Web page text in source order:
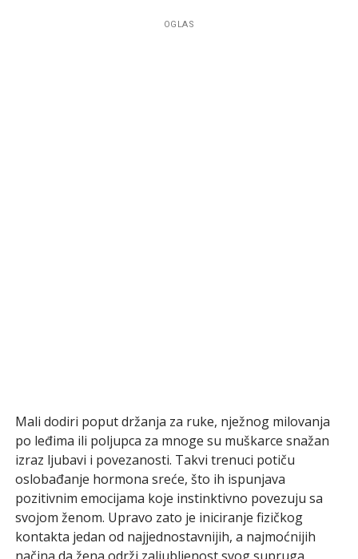
OGLAS
Mali dodiri poput držanja za ruke, nježnog milovanja
po leđima ili poljupca za mnoge su muškarce snažan
izraz ljubavi i povezanosti. Takvi trenuci potiču
oslobađanje hormona sreće, što ih ispunjava
pozitivnim emocijama koje instinktivno povezuju sa
svojom ženom. Upravo zato je iniciranje fizičkog
kontakta jedan od najjednostavnijih, a najmoćnijih